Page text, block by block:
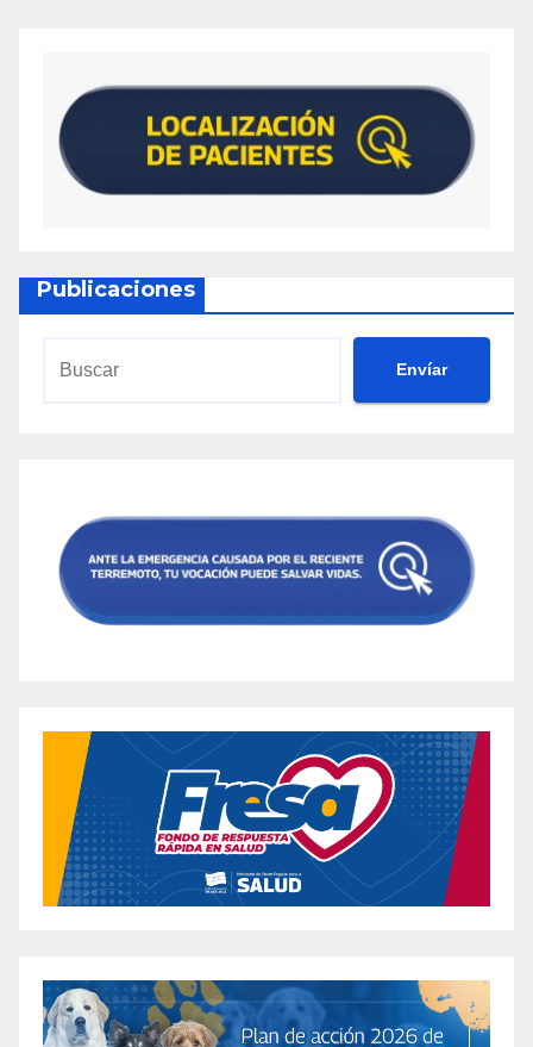
Publicaciones
Envíar